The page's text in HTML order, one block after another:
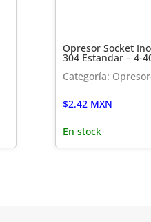
Opresor Socket
304 Estandar – 4-
Categoría:
$2.42MXN
En stock